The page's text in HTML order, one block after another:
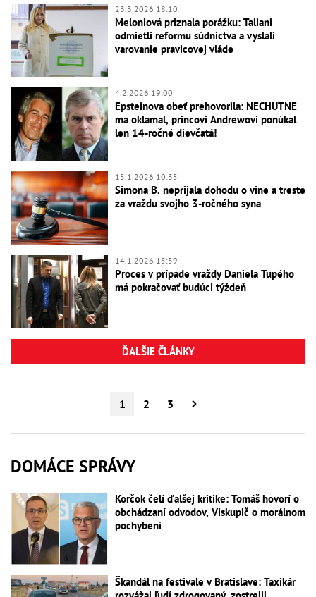
23.3.2026 18:10
Meloniová priznala porážku: Taliani
odmietli reformu súdnictva a vyslali
varovanie pravicovej vláde
4.2.2026 19:00
Epsteinova obeť prehovorila: NECHUTNE
ma oklamal, princovi Andrewovi ponúkal
len 14-ročné dievčatá!
15.1.2026 10:35
Simona B. neprijala dohodu o vine a treste
za vraždu svojho 3-ročného syna
14.1.2026 15:59
Proces v prípade vraždy Daniela Tupého
má pokračovať budúci týždeň
ĎALŠIE ČLÁNKY
1 2 3
DOMÁCE SPRÁVY
Korčok čelí ďalšej kritike: Tomáš hovorí o
obchádzaní odvodov, Viskupič o morálnom
pochybení
Škandál na festivale v Bratislave: Taxikár